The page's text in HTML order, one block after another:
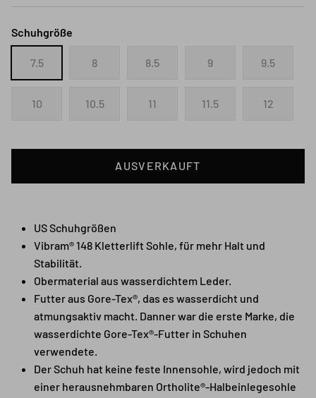
Schuhgröße
7.5 8 8.5 9 9.5
10 10.5 11 11.5 12
AUSVERKAUFT
US Schuhgrößen
Vibram® 148 Kletterlift Sohle, für mehr Halt und
Stabilität.
Obermaterial aus wasserdichtem Leder.
Futter aus Gore-Tex®, das es wasserdicht und
atmungsaktiv macht. Danner war die erste Marke, die
wasserdichte Gore-Tex®-Futter in Schuhen
verwendete.
Der Schuh hat keine feste Innensohle, wird jedoch mit
einer herausnehmbaren Ortholite®-Halbeinlegesohle